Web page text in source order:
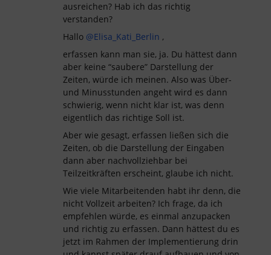
ausreichen? Hab ich das richtig
verstanden?
Hallo @Elisa_Kati_Berlin ,
erfassen kann man sie, ja. Du hättest dann
aber keine “saubere” Darstellung der
Zeiten, würde ich meinen. Also was Über-
und Minusstunden angeht wird es dann
schwierig, wenn nicht klar ist, was denn
eigentlich das richtige Soll ist.
Aber wie gesagt, erfassen ließen sich die
Zeiten, ob die Darstellung der Eingaben
dann aber nachvollziehbar bei
Teilzeitkräften erscheint, glaube ich nicht.
Wie viele Mitarbeitenden habt ihr denn, die
nicht Vollzeit arbeiten? Ich frage, da ich
empfehlen würde, es einmal anzupacken
und richtig zu erfassen. Dann hättest du es
jetzt im Rahmen der Implementierung drin